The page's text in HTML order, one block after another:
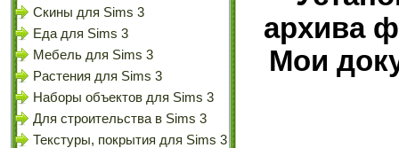
Скины для Sims 3
Еда для Sims 3
Мебель для Sims 3
Растения для Sims 3
Наборы объектов для Sims 3
Для строительства в Sims 3
Текстуры, покрытия для Sims 3
архива
Мои